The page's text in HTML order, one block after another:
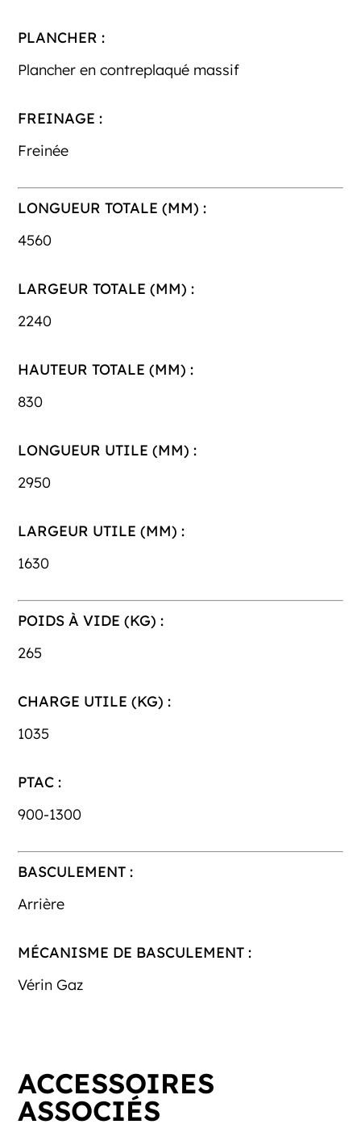
PLANCHER :
Plancher en contreplaqué massif
FREINAGE :
Freinée
LONGUEUR TOTALE (MM) :
4560
LARGEUR TOTALE (MM) :
2240
HAUTEUR TOTALE (MM) :
830
LONGUEUR UTILE (MM) :
2950
LARGEUR UTILE (MM) :
1630
POIDS À VIDE (KG) :
265
CHARGE UTILE (KG) :
1035
PTAC :
900-1300
BASCULEMENT :
Arrière
MÉCANISME DE BASCULEMENT :
Vérin Gaz
ACCESSOIRES
ASSOCIÉS